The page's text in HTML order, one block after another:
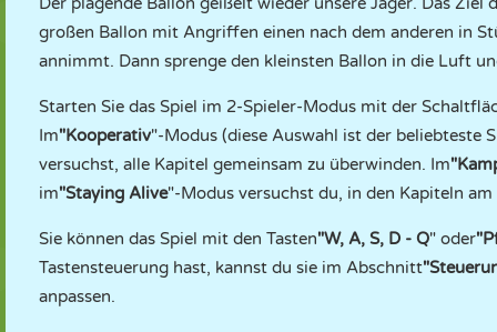
großen Ballon mit Angriffen einen nach dem anderen in
annimmt. Dann sprenge den kleinsten Ballon in die Luft
Starten Sie das Spiel im 2-Spieler-Modus mit der
Im"Kooperativ"-Modus (diese Auswahl ist der beliebteste
versuchst, alle Kapitel gemeinsam zu überwinden. Im
im"Staying Alive"-Modus versuchst du, in den Kapiteln am
Sie können das Spiel mit den Tasten"W, A, S, D - Q" oder
Tastensteuerung hast, kannst du sie im Abschnitt
anpassen.